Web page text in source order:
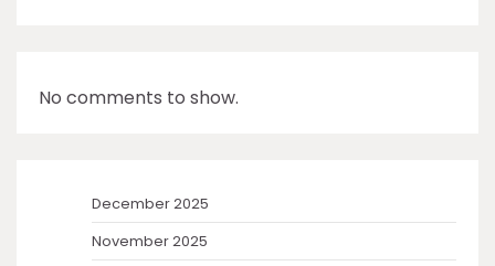
No comments to show.
December 2025
November 2025